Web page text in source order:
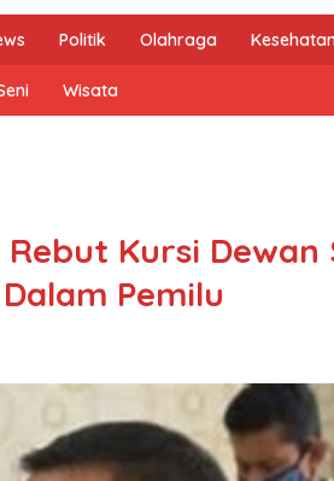
Politik Olahraga Kesehatan
Wisata
Kursi Dewan
Pemilu